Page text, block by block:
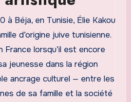
à Béja, en Tunisie, Élie Kakou
d’origine juive tunisienne.
France lorsqu’il est encore
jeunesse dans la région
ancrage culturel — entre les
de sa famille et la société